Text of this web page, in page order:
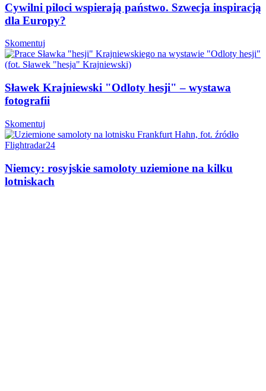
Cywilni piloci wspierają państwo. Szwecja inspiracją
dla Europy?
Skomentuj
Sławek Krajniewski "Odloty hesji" – wystawa
fotografii
Skomentuj
Niemcy: rosyjskie samoloty uziemione na kilku
lotniskach